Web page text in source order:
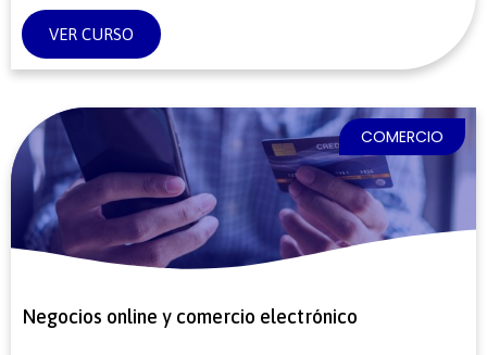
VER CURSO
COMERCIO
Negocios online y comercio electrónico